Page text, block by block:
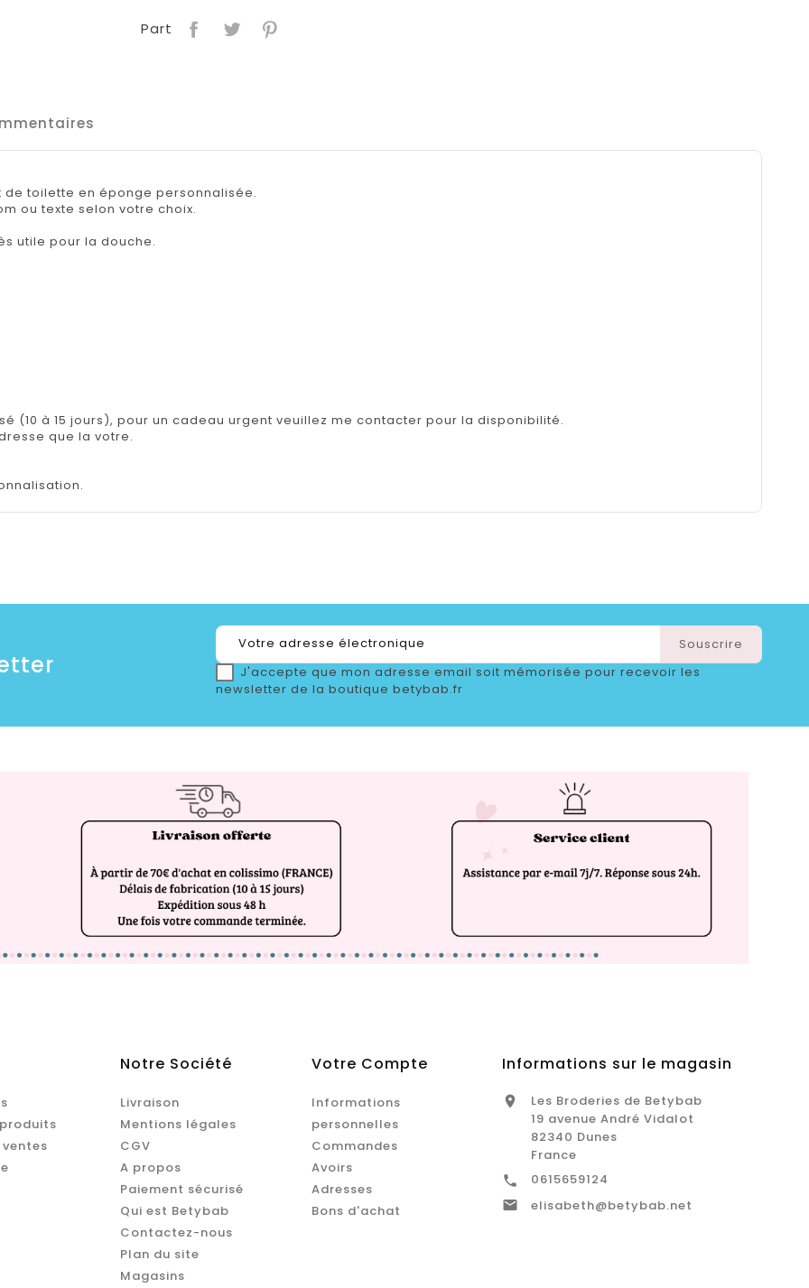
Part
toilette en éponge personnalisée.
ou texte selon votre choix.
utile pour la douche.
(10 à 15 jours), pour un cadeau urgent veuillez me contacter pour la disponibilité.
que la votre.
J'accepte que mon adresse email soit mémorisée pour recevoir les
newsletter de la boutique betybab.fr
Notre Société
Livraison
Mentions légales
CGV
A propos
Paiement sécurisé
Qui est Betybab
Contactez-nous
Plan du site
Magasins
Votre Compte
Informations
personnelles
Commandes
Avoirs
Adresses
Bons d'achat
Informations sur le magasin

Les Broderies de Betybab
19 avenue André Vidalot
82340 Dunes
France
 0615659124
 elisabeth@betybab.net